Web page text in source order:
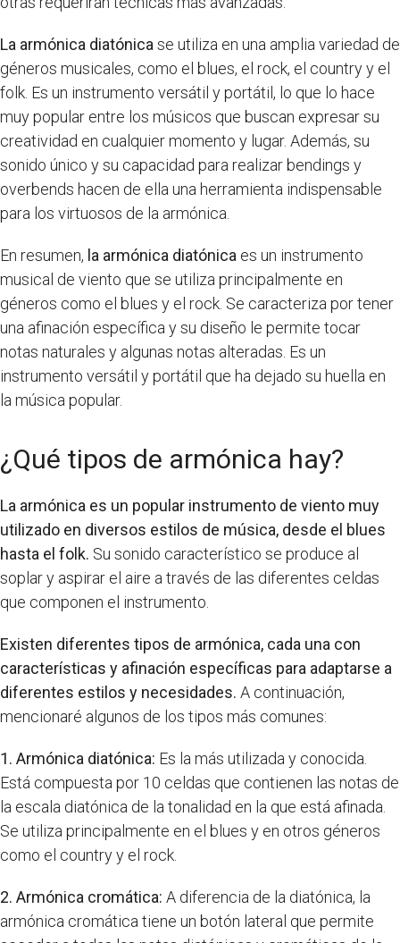
La armónica diatónica se utiliza en una amplia variedad de
géneros musicales, como el blues, el rock, el country y el
folk. Es un instrumento versátil y portátil, lo que lo hace
muy popular entre los músicos que buscan expresar su
creatividad en cualquier momento y lugar. Además, su
sonido único y su capacidad para realizar bendings y
overbends hacen de ella una herramienta indispensable
para los virtuosos de la armónica.
En resumen, la armónica diatónica es un instrumento
musical de viento que se utiliza principalmente en
géneros como el blues y el rock. Se caracteriza por tener
una afinación específica y su diseño le permite tocar
notas naturales y algunas notas alteradas. Es un
instrumento versátil y portátil que ha dejado su huella en
la música popular.
¿Qué tipos de armónica hay?
La armónica es un popular instrumento de viento muy
utilizado en diversos estilos de música, desde el blues
hasta el folk. Su sonido característico se produce al
soplar y aspirar el aire a través de las diferentes celdas
que componen el instrumento.
Existen diferentes tipos de armónica, cada una con
características y afinación específicas para adaptarse a
diferentes estilos y necesidades. A continuación,
mencionaré algunos de los tipos más comunes:
1. Armónica diatónica: Es la más utilizada y conocida.
Está compuesta por 10 celdas que contienen las notas de
la escala diatónica de la tonalidad en la que está afinada.
Se utiliza principalmente en el blues y en otros géneros
como el country y el rock.
2. Armónica cromática: A diferencia de la diatónica, la
armónica cromática tiene un botón lateral que permite